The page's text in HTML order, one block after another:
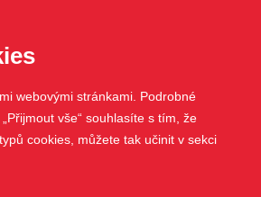
webovými stránkami. Podrobné
„Přijmout vše“ souhlasíte s tím, že
cookies, můžete tak učinit v sekci